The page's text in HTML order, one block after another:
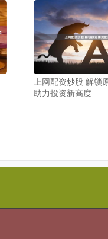
上网配资炒股 解锁
助力投资新高度